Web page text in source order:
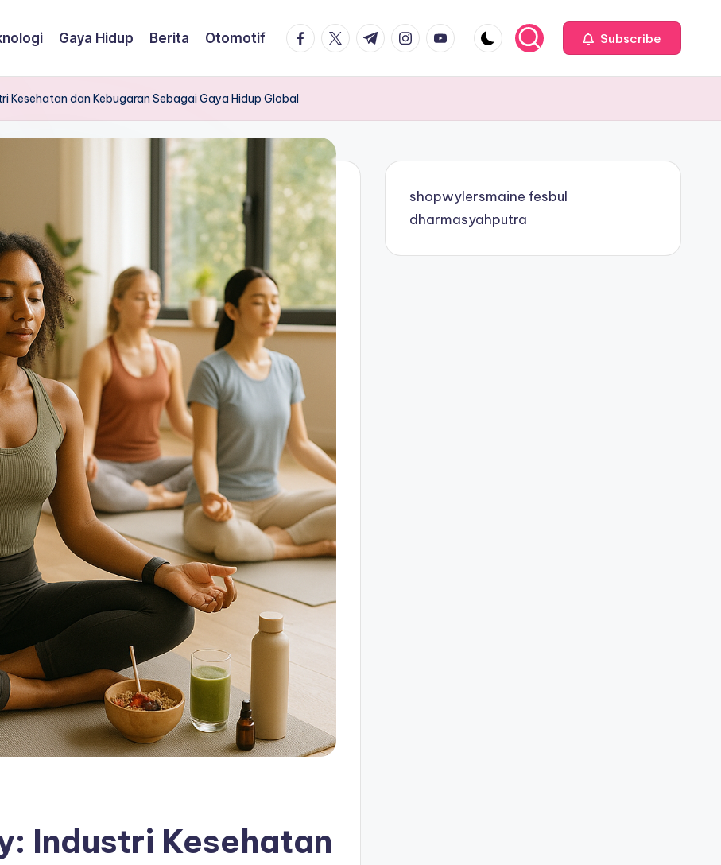
Gaya Hidup Berita Otomotif facebook.com
twitter.com
t.me instagram.com
youtube.com Subscribe
Kesehatan dan Kebugaran Sebagai Gaya Hidup Global
Industri Kesehatan
shopwylersmaine fesbul
dharmasyahputra